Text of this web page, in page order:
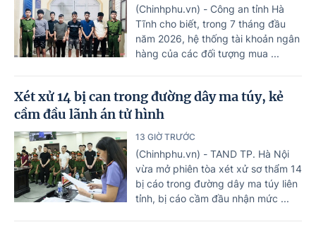
(Chinhphu.vn) - Công an tỉnh Hà
Tĩnh cho biết, trong 7 tháng đầu
năm 2026, hệ thống tài khoản ngân
hàng của các đối tượng mua ...
Xét xử 14 bị can trong đường dây ma túy, kẻ
cầm đầu lãnh án tử hình
13 GIỜ TRƯỚC
(Chinhphu.vn) - TAND TP. Hà Nội
vừa mở phiên tòa xét xử sơ thẩm 14
bị cáo trong đường dây ma túy liên
tỉnh, bị cáo cầm đầu nhận mức ...